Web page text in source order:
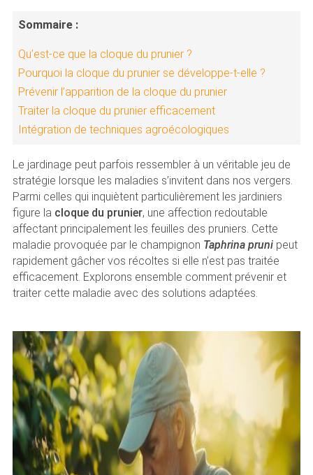
Sommaire :
Qu’est-ce que la cloque du prunier ?
Pourquoi la cloque du prunier se développe-t-elle ?
Prévenir l’apparition de la cloque du prunier
Traiter la cloque du prunier efficacement
Intégration de techniques agroécologiques
Le jardinage peut parfois ressembler à un véritable jeu de
stratégie lorsque les maladies s’invitent dans nos vergers.
Parmi celles qui inquiètent particulièrement les jardiniers
figure la cloque du prunier, une affection redoutable
affectant principalement les feuilles des pruniers. Cette
maladie provoquée par le champignon Taphrina prunipeut
rapidement gâcher vos récoltes si elle n’est pas traitée
efficacement. Explorons ensemble comment prévenir et
traiter cette maladie avec des solutions adaptées.